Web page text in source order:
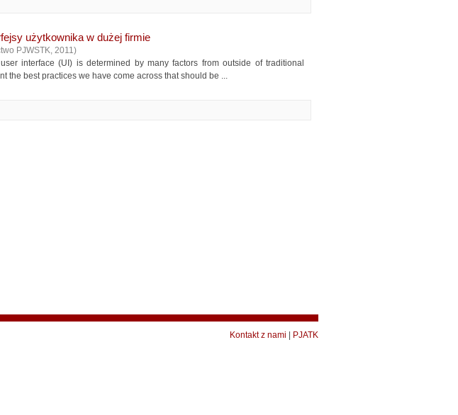
użytkownika w dużej firmie
PJWSTK, 2011)
interface (UI) is determined by many factors from outside of traditional
the best practices we have come across that should be ...
Kontakt z nami PJATK